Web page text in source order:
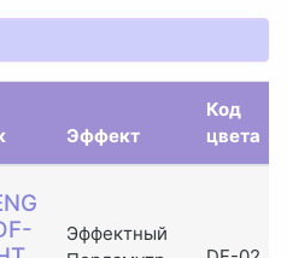
Эффект
Код
цвета
Эффектный